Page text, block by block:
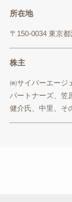
所在地
〒150-0034 東京
株主
㈱サイバーエージ
パートナーズ、笠
健介氏、中里、そ